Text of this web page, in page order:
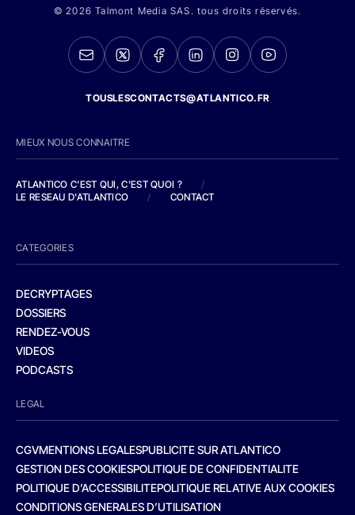
© 2026 Talmont Media SAS. tous droits réservés.
TOUSLESCONTACTS@ATLANTICO.FR
MIEUX NOUS CONNAITRE
ATLANTICO C'EST QUI, C'EST QUOI ?
/
LE RESEAU D'ATLANTICO
/ CONTACT
CATEGORIES
DECRYPTAGES
DOSSIERS
RENDEZ-VOUS
VIDEOS
PODCASTS
LEGAL
CGVMENTIONS LEGALESPUBLICITE SUR ATLANTICO
GESTION DES COOKIESPOLITIQUE DE CONFIDENTIALITE
POLITIQUE D’ACCESSIBILITEPOLITIQUE RELATIVE AUX COOKIES
CONDITIONS GENERALES D’UTILISATION